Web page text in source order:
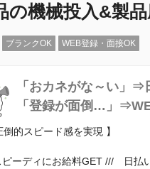
の機械投入&製品
ブランクOK WEB登録・面接OK
「おカネがな～い」⇒
「登録が面倒…」
倒的スピード感を実現 】
ーディにお給料GET /// 日払